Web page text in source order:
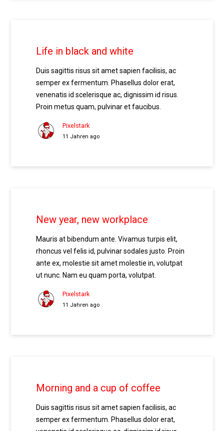
Life in black and white
Duis sagittis risus sit amet sapien facilisis, ac
semper ex fermentum. Phasellus dolor erat,
venenatis id scelerisque ac, dignissim id risus.
Proin metus quam, pulvinar et faucibus.
Pixelstark
11 Jahren ago
New year, new workplace
Mauris at bibendum ante. Vivamus turpis elit,
rhoncus vel felis id, pulvinar sodales justo. Proin
ante ex, molestie sit amet molestie in, volutpat
ut nunc. Nam eu quam porta, volutpat.
Pixelstark
11 Jahren ago
Morning and a cup of coffee
Duis sagittis risus sit amet sapien facilisis, ac
semper ex fermentum. Phasellus dolor erat,